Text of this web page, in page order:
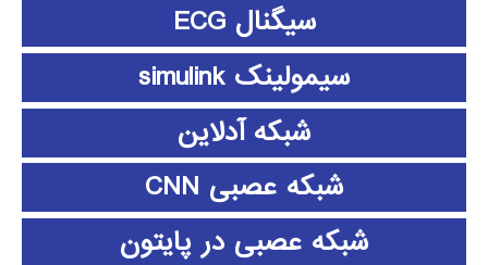
سیگنال ECG
سیمولینک simulink
شبکه آدلاین
شبکه عصبی CNN
شبکه عصبی در پایتون